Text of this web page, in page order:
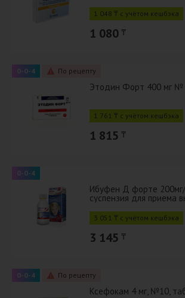
1 048 ₸ с учётом кешбэка
1 080 ₸
0-0-4 По рецепту
Этодин Форт 400 мг №
1 761 ₸ с учётом кешбэка
1 815 ₸
0-0-4
Ибуфен Д форте
суспензия для приема
3 051 ₸ с учётом кешбэка
3 145 ₸
0-0-4 По рецепту
Ксефокам 4 мг, №10,